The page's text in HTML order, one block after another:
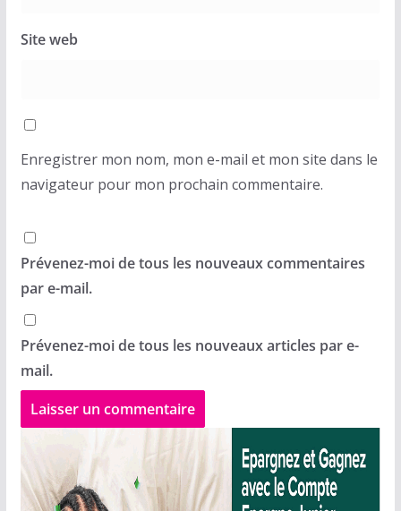
Site web
Enregistrer mon nom, mon e-mail et mon site dans le
navigateur pour mon prochain commentaire.
Prévenez-moi de tous les nouveaux commentaires
par e-mail.
Prévenez-moi de tous les nouveaux articles par e-
mail.